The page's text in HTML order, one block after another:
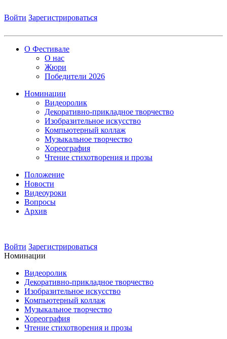
Войти Зарегистрироваться
О Фестивале
О нас
Жюри
Победители 2026
Номинации
Видеоролик
Декоративно-прикладное творчество
Изобразительное искусство
Компьютерный коллаж
Музыкальное творчество
Хореография
Чтение стихотворения и прозы
Положение
Новости
Видеоуроки
Вопросы
Архив
Войти Зарегистрироваться
Номинации
Видеоролик
Декоративно-прикладное творчество
Изобразительное искусство
Компьютерный коллаж
Музыкальное творчество
Хореография
Чтение стихотворения и прозы